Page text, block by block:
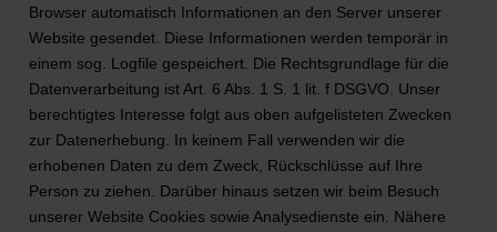
Browser automatisch Informationen an den Server unserer
Website gesendet. Diese Informationen werden temporär in
einem sog. Logfile gespeichert. Die Rechtsgrundlage für die
Datenverarbeitung ist Art. 6 Abs. 1 S. 1 lit. f DSGVO. Unser
berechtigtes Interesse folgt aus oben aufgelisteten Zwecken
zur Datenerhebung. In keinem Fall verwenden wir die
erhobenen Daten zu dem Zweck, Rückschlüsse auf Ihre
Person zu ziehen. Darüber hinaus setzen wir beim Besuch
unserer Website Cookies sowie Analysedienste ein. Nähere